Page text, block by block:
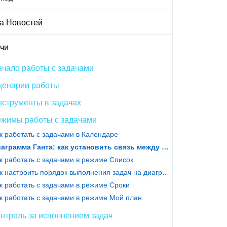
Новостей
работы с задачами
работы
в задачах
работы с задачами
работать с задачами в Календаре
Диаграмма Ганта: как установить связь между задачами
работать с задачами в режиме Список
работать с задачами в режиме Сроки
работать с задачами в режиме Мой план
за исполнением задач